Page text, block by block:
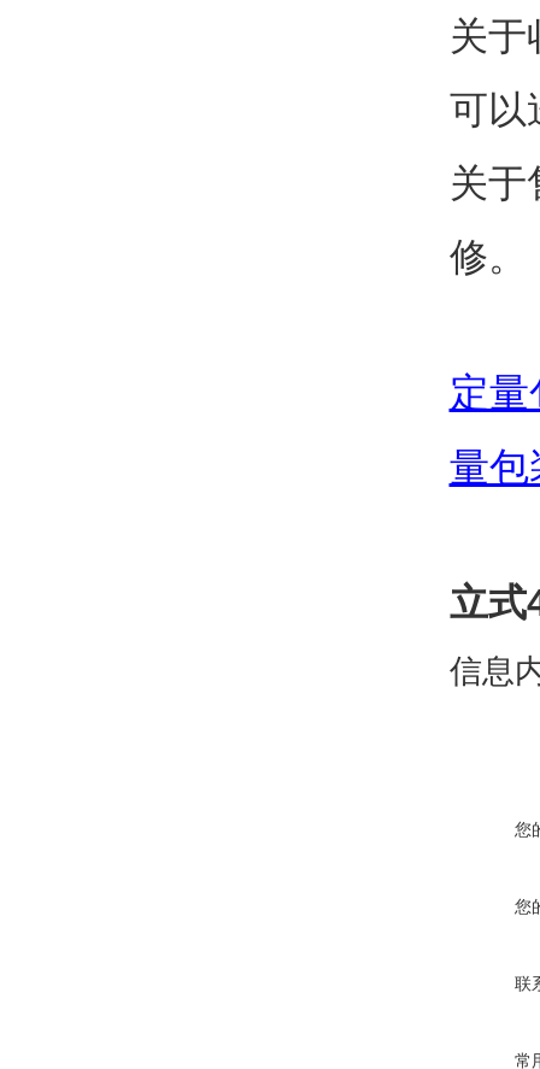
关于
可以
关于
修。
定量
量包
立式
信息
您
您
联
常